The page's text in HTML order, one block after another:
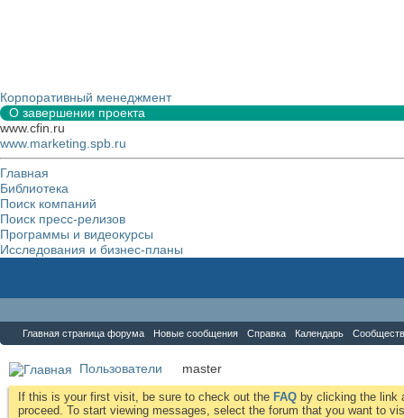
Корпоративный менеджмент
О завершении проекта
www.cfin.ru
www.marketing.spb.ru
Главная
Библиотека
Поиск компаний
Поиск пресс-релизов
Программы и видеокурсы
Исследования и бизнес-планы
Главная страница форума Новые сообщения Справка Календарь
Пользователи master
If this is your first visit, be sure to check out the FAQ by clicking the link
proceed. To start viewing messages, select the forum that you want to